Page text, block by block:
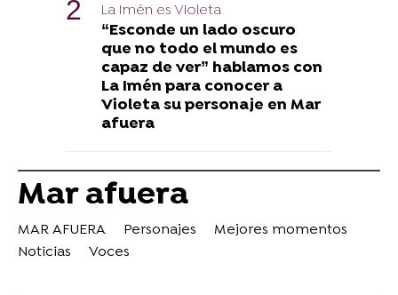
La Imén es Violeta
“Esconde un lado oscuro
que no todo el mundo es
capaz de ver” hablamos con
La Imén para conocer a
Violeta su personaje en Mar
afuera
Mar afuera
MAR AFUERA Personajes
Mejores momentos
Noticias
Voces